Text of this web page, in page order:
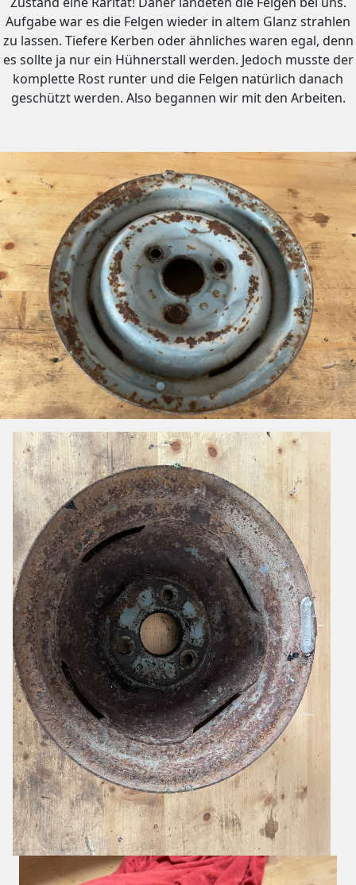
Aufgabe war es die Felgen wieder in altem Glanz strahlen
zu lassen. Tiefere Kerben oder ähnliches waren egal, denn
es sollte ja nur ein Hühnerstall werden. Jedoch musste der
komplette Rost runter und die Felgen natürlich danach
geschützt werden. Also begannen wir mit den Arbeiten.